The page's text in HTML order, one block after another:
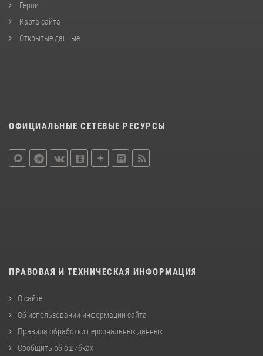
Герои
Карта сайта
Открытые данные
ОФИЦИАЛЬНЫЕ СЕТЕВЫЕ РЕСУРСЫ
ПРАВОВАЯ И ТЕХНИЧЕСКАЯ ИНФОРМАЦИЯ
О сайте
Об использовании информации сайта
Правила обработки персональных данных
Сообщить об ошибках